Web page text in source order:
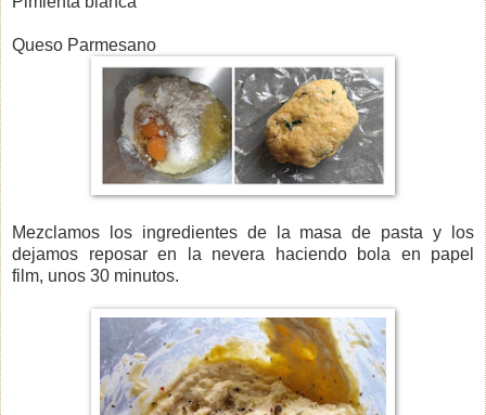
Queso Parmesano
Mezclamos los ingredientes de la masa de pasta y los
dejamos reposar en la nevera
haciendo bola en papel
film, unos 30 minutos.